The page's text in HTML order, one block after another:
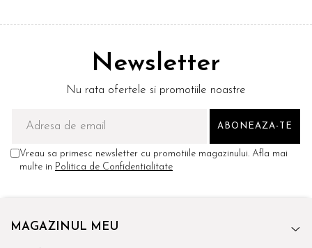
Newsletter
Nu rata ofertele si promotiile noastre
Vreau sa primesc newsletter cu promotiile magazinului. Afla mai
multe in Politica de Confidentialitate
MAGAZINUL MEU